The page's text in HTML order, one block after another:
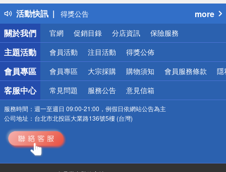
活動快訊
得獎公告
熱門話題
銀行優惠
偏遠地區配送
詐騙網頁！請小心！
more
關於我們
官網 促銷目錄 分店資訊 保險服務
主題活動 會員活動 注目活動 得獎公佈
會員專區 會員專區 大宗採購 購物須知 會員服務條款 隱
客服中心 常見問題 服務公告 意見信箱
服務時間： 週一至週日 09:00-21:00，例假日依網站公告為主
公司地址： 台北市北投區大業路136號5樓 (台灣)